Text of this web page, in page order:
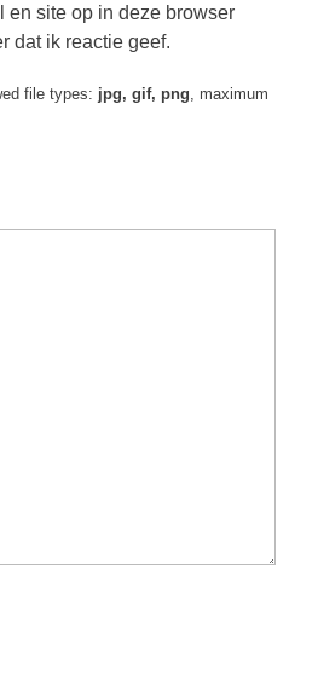
en site op in deze browser
dat ik reactie geef.
file types: jpg, gif, png , maximum